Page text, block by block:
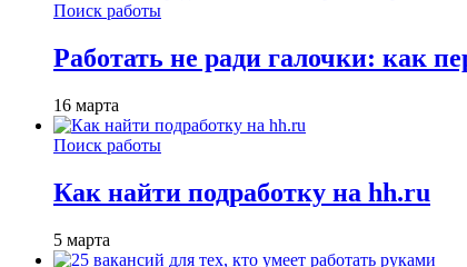
Поиск работы
Работать не ради галочки: как
16 марта
Поиск работы
Как найти подработку на hh.ru
5 марта